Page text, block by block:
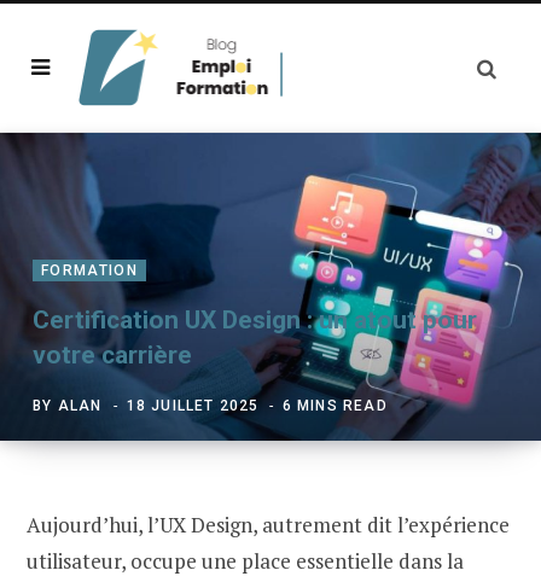
FORMATION
Certification UX Design : un atout pour
votre carrière
BY ALAN 18 JUILLET 2025 6 MINS READ
Aujourd’hui, l’UX Design, autrement dit l’expérience
utilisateur, occupe une place essentielle dans la